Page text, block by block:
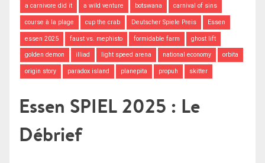
a carnivore did it a wild venture botswana carnival of sins
course à la plage cup the crab Deutscher Spiele Preis Essen
essen 2025 faust vs. mephisto formidable farm ghost lift
golden demon illiad light speed arena national economy orbita
origin story paradox island planepita propuh skitter
Essen SPIEL 2025 : Le
Débrief